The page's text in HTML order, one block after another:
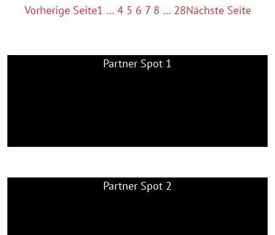
ZURÜCKGEKOMMEN,
DER
Vorherige Seite1 … 4 5 6 7 8 … 28Nächste Seite
Partner Spot 1
Partner Spot 2